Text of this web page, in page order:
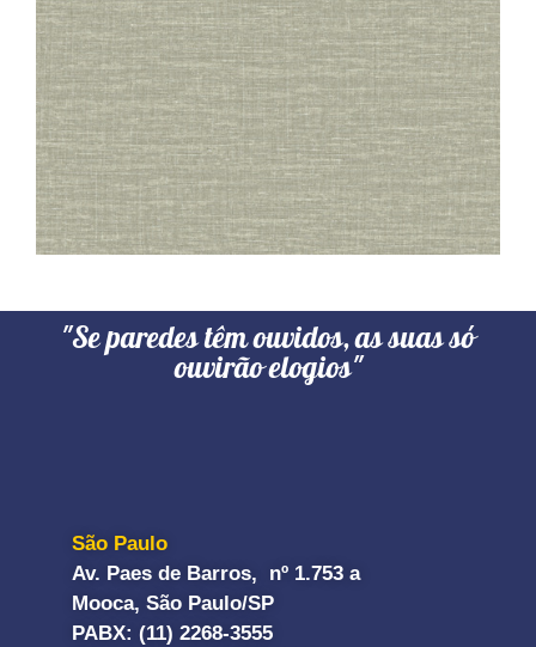
"Se paredes têm ouvidos, as suas só
ouvirão elogios"
São Paulo
Av. Paes de Barros, nº 1.753 a
Mooca, São Paulo/SP
PABX: (11) 2268-3555